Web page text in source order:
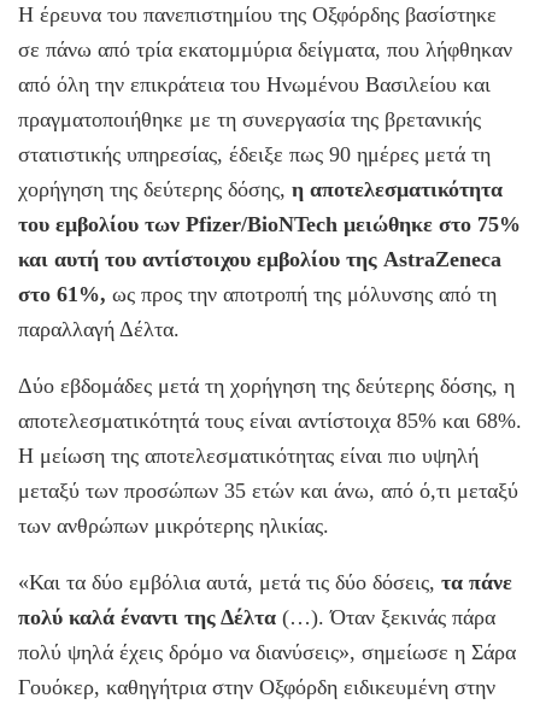
Η έρευνα του πανεπιστημίου της Οξφόρδης βασίστηκε
σε πάνω από τρία εκατομμύρια δείγματα, που λήφθηκαν
από όλη την επικράτεια του Ηνωμένου Βασιλείου και
πραγματοποιήθηκε με τη συνεργασία της βρετανικής
στατιστικής υπηρεσίας, έδειξε πως 90 ημέρες μετά τη
χορήγηση της δεύτερης δόσης, η αποτελεσματικότητα
του εμβολίου των Pfizer/BioNTech μειώθηκε στο 75%
και αυτή του αντίστοιχου εμβολίου της AstraZeneca
στο 61%, ως προς την αποτροπή της μόλυνσης από τη
παραλλαγή Δέλτα.
Δύο εβδομάδες μετά τη χορήγηση της δεύτερης δόσης, η
αποτελεσματικότητά τους είναι αντίστοιχα 85% και 68%.
Η μείωση της αποτελεσματικότητας είναι πιο υψηλή
μεταξύ των προσώπων 35 ετών και άνω, από ό,τι μεταξύ
των ανθρώπων μικρότερης ηλικίας.
«Και τα δύο εμβόλια αυτά, μετά τις δύο δόσεις, τα πάνε
πολύ καλά έναντι της Δέλτα (…). Όταν ξεκινάς πάρα
πολύ ψηλά έχεις δρόμο να διανύσεις», σημείωσε η Σάρα
Γουόκερ, καθηγήτρια στην Οξφόρδη ειδικευμένη στην